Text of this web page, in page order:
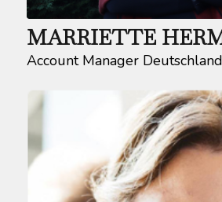
MARRIETTE
Account Manager Deutschland